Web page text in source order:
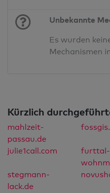
Unbekannte
Es wurden
Mechanismen
Kürzlich
mahlzeit-
passau.de
julie1call.com
furttal-
stegmann-
lack.de